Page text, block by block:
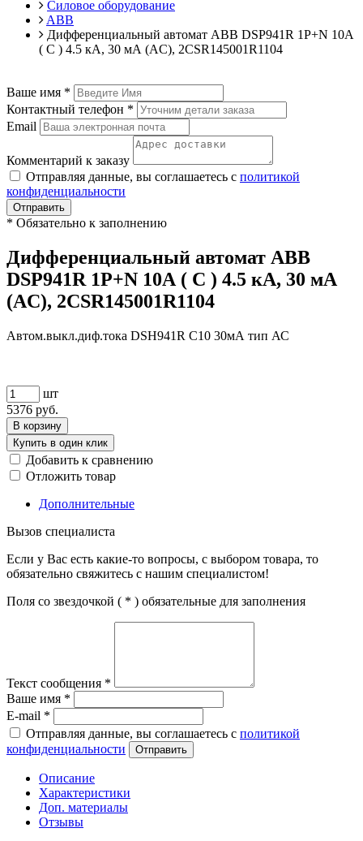
Силовое оборудование
ABB
Дифференциальный автомат ABB DSР941R 1P+N 10А
( C ) 4.5 кА, 30 мА (AC), 2CSR145001R1104
Ваше имя *
Контактный телефон *
Email
Комментарий к заказу
Отправляя данные, вы соглашаетесь с политикой
конфиденциальности
Отправить
* Обязательно к заполнению
Дифференциальный автомат ABB
DSР941R 1P+N 10А ( C ) 4.5 кА, 30 мА
(AC), 2CSR145001R1104
Автом.выкл.диф.тока DSH941R C10 30мА тип АС
шт
5376 руб.
В корзину
Купить в один клик
Добавить к сравнению
Отложить товар
Дополнительные
Вызов специалиста
Если у Вас есть какие-то вопросы, с выбором товара, то
обязательно свяжитесь с нашим специалистом!
Поля со звездочкой ( * ) обязательные для заполнения
Текст сообщения *
Ваше имя *
E-mail *
Отправляя данные, вы соглашаетесь с политикой
конфиденциальности
Отправить
Описание
Характеристики
Доп. материалы
Отзывы